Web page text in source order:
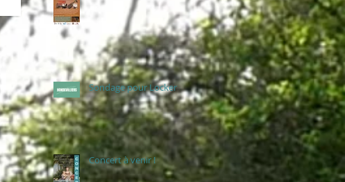
Sondage pour Locker
Concert à venir !